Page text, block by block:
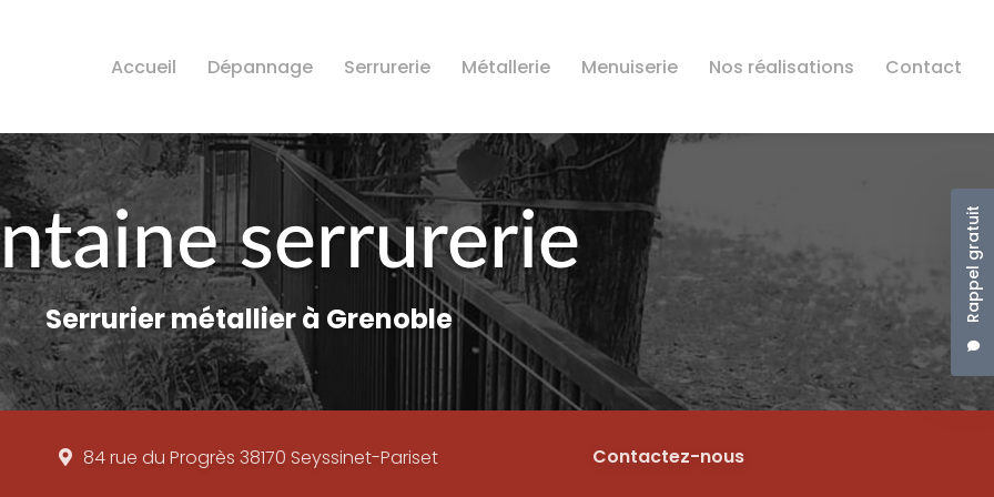
Rappel gratuit
Accueil Dépannage Serrurerie Métallerie Menuiserie Nos réalisations Contact
Serrurier métallier à Grenoble
84 rue du Progrès 38170 Seyssinet-Pariset Contactez-nous